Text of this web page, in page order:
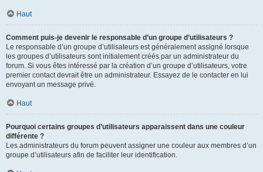
Haut
Comment puis-je devenir le responsable d’un groupe d’utilisateurs ?
Le responsable d’un groupe d’utilisateurs est généralement assigné lorsque
les groupes d’utilisateurs sont initialement créés par un administrateur du
forum. Si vous êtes intéressé par la création d’un groupe d’utilisateurs, votre
premier contact devrait être un administrateur. Essayez de le contacter en lui
envoyant un message privé.
Haut
Pourquoi certains groupes d’utilisateurs apparaissent dans une couleur
différente ?
Les administrateurs du forum peuvent assigner une couleur aux membres d’un
groupe d’utilisateurs afin de faciliter leur identification.